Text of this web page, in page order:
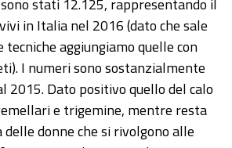
stati 12.125, rappresentando il
in Italia nel 2016 (dato che sale
tecniche aggiungiamo quelle con
I numeri sono sostanzialmente
Dato positivo quello del calo
e trigemine, mentre resta
donne che si rivolgono alle